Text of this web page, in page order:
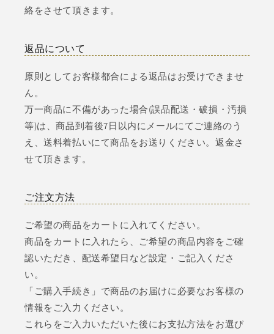
絡をさせて頂きます。
返品について
原則としてお客様都合による返品はお受けできませ
ん。
万一商品に不備があった場合(誤品配送・破損・汚損
等)は、商品到着後7日以内にメールにてご連絡のう
え、送料着払いにて商品をお送りください。返金さ
せて頂きます。
ご注文方法
ご希望の商品をカートに入れてください。
商品をカートに入れたら、ご希望の商品内容をご確
認いただき、配送希望日など設定・ご記入くださ
い。
「ご購入手続き」で商品のお届けに必要なお客様の
情報をご入力ください。
これらをご入力いただいた後にお支払方法をお選び